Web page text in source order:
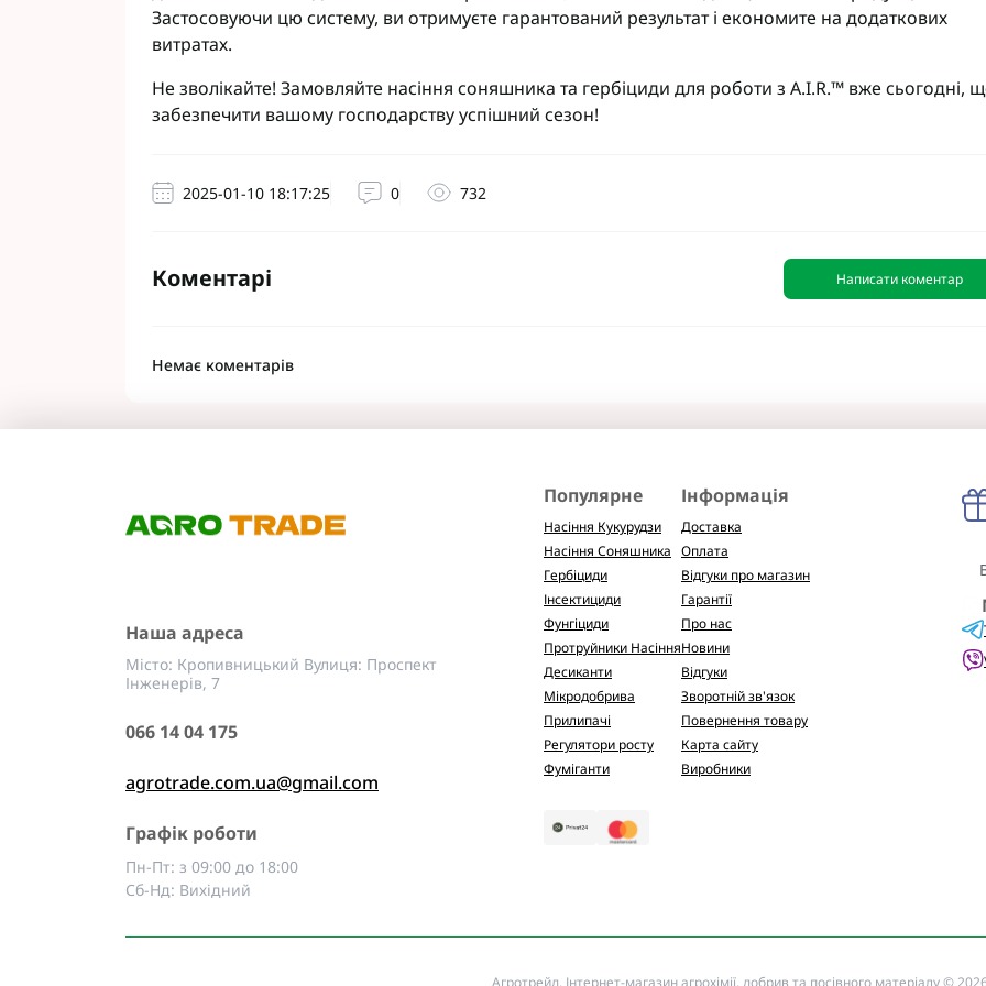
Застосовуючи цю систему, ви отримуєте гарантований результат і економите на додаткових
витратах.
Не зволікайте! Замовляйте насіння соняшника та гербіциди для роботи з A.I.R.™ вже сьогодні,
забезпечити вашому господарству успішний сезон!
2025-01-10 18:17:25 0 732
Коментарі Написати коментар
Немає коментарів
Наша адреса
Місто: Кропивницький Вулиця: Проспект
Інженерів, 7
066 14 04 175
agrotrade.com.ua@gmail.com
Графік роботи
Пн-Пт: з 09:00 до 18:00
Сб-Нд: Вихідний
Популярне
Насіння Кукурудзи
Насіння Соняшника
Гербіциди
Інсектициди
Фунгіциди
Протруйники Насіння
Десиканти
Мікродобрива
Прилипачі
Регулятори росту
Фуміганти
Інформація
Доставка
Оплата
Відгуки про магазин
Гарантії
Про нас
Новини
Відгуки
Зворотній зв'язок
Повернення товару
Карта сайту
Виробники
Агротрейд. Інтернет-магазин агрохімії, добрив та посівного матеріалу ©